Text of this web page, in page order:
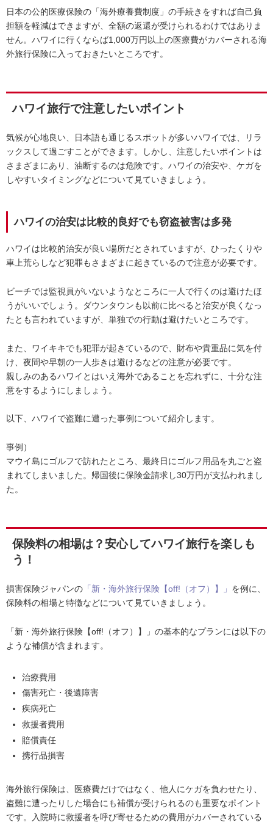
日本の公的医療保険の「海外療養費制度」の手続きをすれば自己負
担額を軽減はできますが、全額の返還が受けられるわけではありま
せん。ハワイに行くならば1,000万円以上の医療費がカバーされる海
外旅行保険に入っておきたいところです。
ハワイ旅行で注意したいポイント
気候が心地良い、日本語も通じるスポットが多いハワイでは、リラ
ックスして過ごすことができます。しかし、注意したいポイントは
さまざまにあり、油断するのは危険です。ハワイの治安や、ケガを
しやすいタイミングなどについて見ていきましょう。
ハワイの治安は比較的良好でも窃盗被害は多発
ハワイは比較的治安が良い場所だとされていますが、ひったくりや
車上荒らしなど犯罪もさまざまに起きているので注意が必要です。
ビーチでは監視員がいないようなところに一人で行くのは避けたほ
うがいいでしょう。ダウンタウンも以前に比べると治安が良くなっ
たとも言われていますが、単独での行動は避けたいところです。
また、ワイキキでも犯罪が起きているので、財布や貴重品に気を付
け、夜間や早朝の一人歩きは避けるなどの注意が必要です。
親しみのあるハワイとはいえ海外であることを忘れずに、十分な注
意をするようにしましょう。
以下、ハワイで盗難に遭った事例について紹介します。
事例）
マウイ島にゴルフで訪れたところ、最終日にゴルフ用品を丸ごと盗
まれてしまいました。帰国後に保険金請求し30万円が支払われまし
た。
保険料の相場は？安心してハワイ旅行を楽しも
う！
損害保険ジャパンの 「新・海外旅行保険【off!（オフ）】」 を例に、
保険料の相場と特徴などについて見ていきましょう。
「新・海外旅行保険【off!（オフ）】」の基本的なプランには以下の
ような補償が含まれます。
治療費用
傷害死亡・後遺障害
疾病死亡
救援者費用
賠償責任
携行品損害
海外旅行保険は、医療費だけではなく、他人にケガを負わせたり、
盗難に遭ったりした場合にも補償が受けられるのも重要なポイント
です。入院時に救援者を呼び寄せるための費用がカバーされている